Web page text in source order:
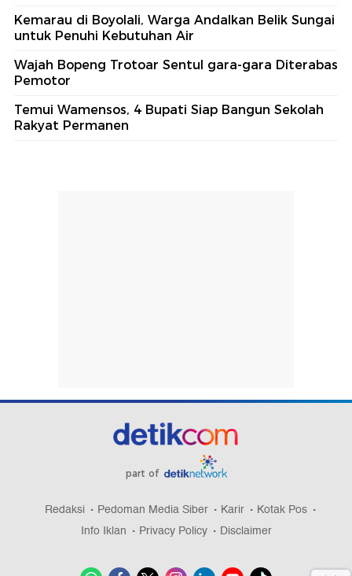
Kemarau di Boyolali, Warga Andalkan Belik Sungai
untuk Penuhi Kebutuhan Air
Wajah Bopeng Trotoar Sentul gara-gara Diterabas
Pemotor
Temui Wamensos, 4 Bupati Siap Bangun Sekolah
Rakyat Permanen
part of
Redaksi Pedoman Media Siber Karir
Kotak Pos
Info Iklan
Privacy Policy Disclaimer